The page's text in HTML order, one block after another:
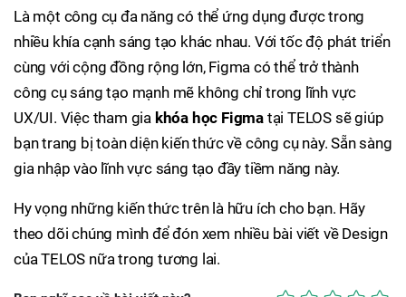
Là một công cụ đa năng có thể ứng dụng được trong
nhiều khía cạnh sáng tạo khác nhau. Với tốc độ phát triển
cùng với cộng đồng rộng lớn, Figma có thể trở thành
công cụ sáng tạo mạnh mẽ không chỉ trong lĩnh vực
UX/UI. Việc tham gia khóa học Figma tại TELOS sẽ giúp
bạn trang bị toàn diện kiến thức về công cụ này. Sẵn sàng
gia nhập vào lĩnh vực sáng tạo đầy tiềm năng này.
Hy vọng những kiến thức trên là hữu ích cho bạn. Hãy
theo dõi chúng mình để đón xem nhiều bài viết về Design
của TELOS nữa trong tương lai.